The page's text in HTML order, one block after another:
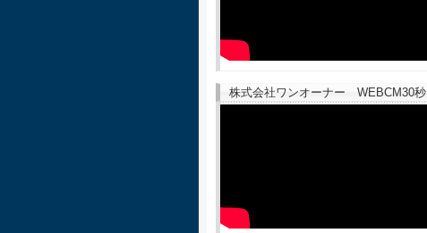
株式会社ワンオーナー WEBCM30秒